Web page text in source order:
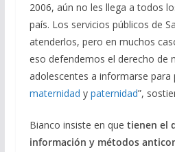
2006, aún no les llega a todos
país. Los servicios públicos de
atenderlos, pero en muchos
eso defendemos el derecho de
adolescentes a informarse para
maternidad y paternidad”,
Bianco insiste en que tienen el
información y métodos